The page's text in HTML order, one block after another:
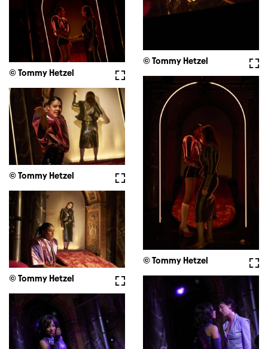
© Tommy Hetzel
Fullscreen
© Tommy Hetzel
© Tommy Hetzel
Fullscreen
© Tommy Hetzel
Fullscreen
© Tommy Hetzel